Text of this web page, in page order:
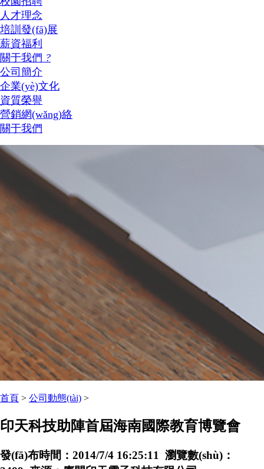
人才理念
培訓發(fā)展
薪資福利
關于我們 ?
公司簡介
企業(yè)文化
資質榮譽
營銷網(wǎng)絡
關于我們
首頁 > 公司動態(tài) >
印天科技助陣首屆海南國際教育博覽會
發(fā)布時間：2014/7/4 16:25:11 瀏覽數(shù)：